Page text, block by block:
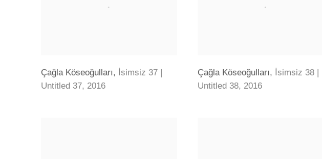
Çağla Köseoğulları, İsimsiz 37 |
Untitled 37, 2016
Çağla Köseoğulları, İsimsiz 38 |
Untitled 38, 2016